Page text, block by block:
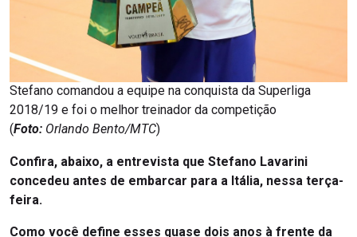
Stefano comandou a equipe na conquista da Superliga
2018/19 e foi o melhor treinador da competição
(Foto: Orlando Bento/MTC)
Confira, abaixo, a entrevista que Stefano Lavarini
concedeu antes de embarcar para a Itália, nessa terça-
feira.
Como você define esses quase dois anos à frente da